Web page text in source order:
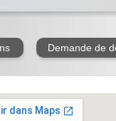
Demande de